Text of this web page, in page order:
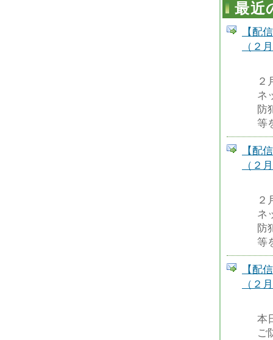
最近
【配
（２
２
ネ
防
等
【配
（２
２
ネ
防
等
【配
（２
本
ご